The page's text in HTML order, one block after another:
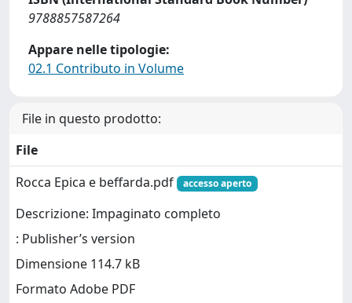
9788857587264
Appare nelle tipologie:
02.1 Contributo in Volume
File in questo prodotto:
File
Rocca Epica e beffarda.pdf
accesso aperto
Descrizione: Impaginato completo
: Publisher’s version
Dimensione 114.7 kB
Formato Adobe PDF